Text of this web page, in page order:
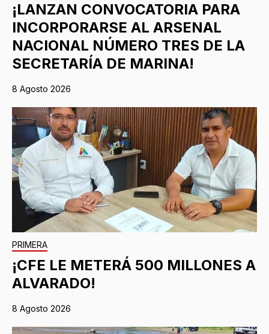
¡LANZAN CONVOCATORIA PARA
INCORPORARSE AL ARSENAL
NACIONAL NÚMERO TRES DE LA
SECRETARÍA DE MARINA!
8 Agosto 2026
PRIMERA
¡CFE LE METERÁ 500 MILLONES A
ALVARADO!
8 Agosto 2026